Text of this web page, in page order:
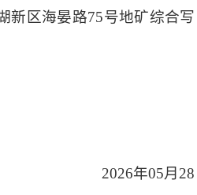
区海晏路75号地矿综合写
2026年05月28